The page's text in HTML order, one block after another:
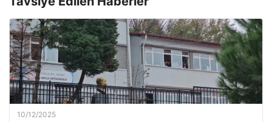
10/12/2025